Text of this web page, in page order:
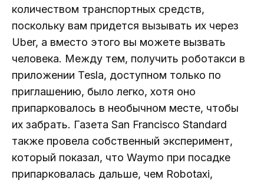
количеством транспортных средств,
поскольку вам придется вызывать их через
Uber, а вместо этого вы можете вызвать
человека. Между тем, получить роботакси в
приложении Tesla, доступном только по
приглашению, было легко, хотя оно
припарковалось в необычном месте, чтобы
их забрать. Газета San Francisco Standard
также провела собственный эксперимент,
который показал, что Waymo при посадке
припарковалась дальше, чем Robotaxi,